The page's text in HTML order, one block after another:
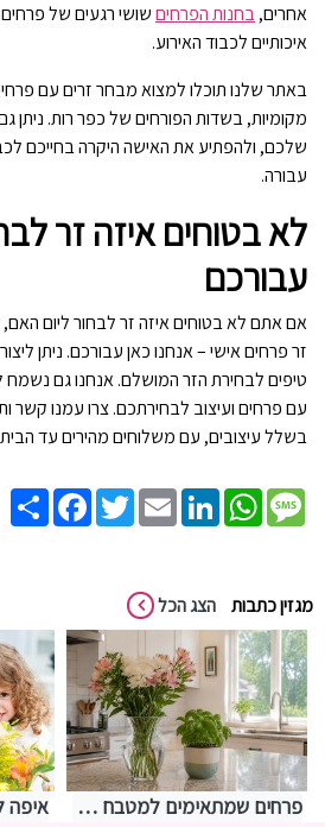
אחרים,בחנות הפרחיםשושי רגעים של
איכותיים לכבוד האירוע.
באתר שלנו תוכלו למצוא מבחר זרים עם
מקומיות, בשדות הפורחים של כפר רות. ניתן
שלכם, ולהפתיע את האישה היקרה בחייכם
עבורה.
לא בטוחים איזה זר
עבורכם
אם אתם לא בטוחים איזה זר לבחור ליום האם,
זר פרחים אישי – אנחנו כאן עבורכם. ניתן
טיפים לבחירת הזר המושלם. אנחנו גם נשמח
עם פרחים ועיצוב לבחירתכם. צרו עמנו קשר
בשלל עיצובים, עם משלוחים מהירים עד
Share
FacebookTwitterEmail
LinkedIn
WhatsAppMessage
מגזין כתבות הצג הכל
פרחים שמתאימים למטבח – איך לבחור משהו שמחזיק מעמד בתנאים מאתגרים